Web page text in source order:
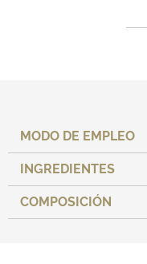
MODO DE EMPLEO
INGREDIENTES
COMPOSICIÓN